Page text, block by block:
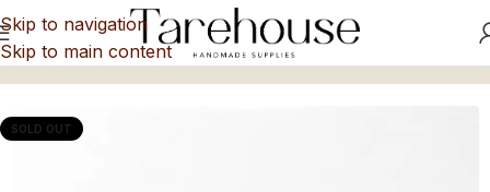
Skip to navigation
Skip to main content
Inicio /Fuentes y Ensaladeras
SOLD OUT